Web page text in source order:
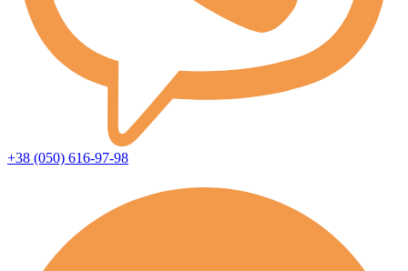
+38 (050) 616-97-98